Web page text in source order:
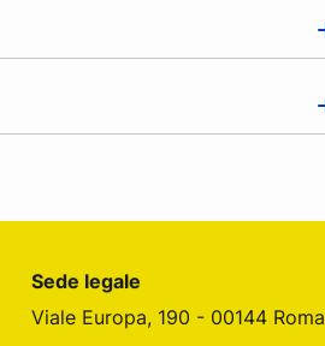
Sede legale
Viale Europa, 190 - 00144 Roma